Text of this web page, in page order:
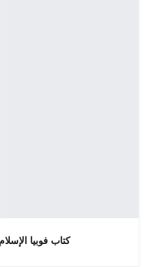
كتاب فوبيا